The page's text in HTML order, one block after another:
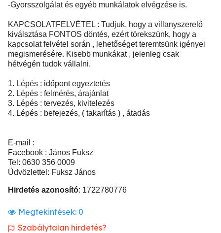
-Gyorsszolgálat és egyéb munkálatok elvégzése is.
KAPCSOLATFELVÉTEL : Tudjuk, hogy a villanyszerelő
kiválsztása FONTOS döntés, ezért törekszünk, hogy a
kapcsolat felvétel során , lehetőséget teremtsünk igényei
megismerésére. Kisebb munkákat , jelenleg csak
hétvégén tudok vállalni.
1. Lépés : időpont egyeztetés
2. Lépés : felmérés, árajánlat
3. Lépés : tervezés, kivitelezés
4. Lépés : befejezés, ( takarítás ) , átadás
E-mail :
Facebook : János Fuksz
Tel: 0630 356 0009
Üdvözlettel: Fuksz János
Hirdetés azonosító: 1722780776
Megtekintések: 0
Szabálytalan hirdetés?